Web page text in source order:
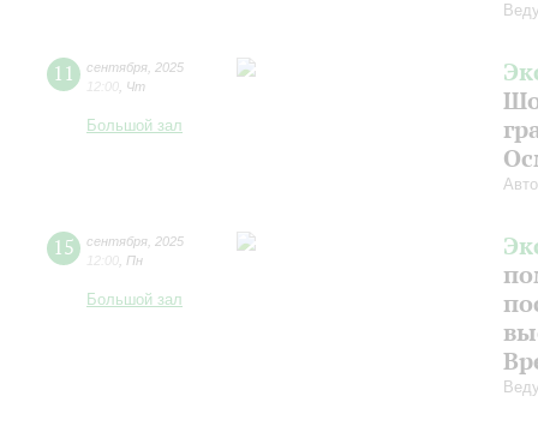
11 сентября 2025
12:00 Чт
Большой зал
15 сентября 2025
12:00 Пн
Большой зал